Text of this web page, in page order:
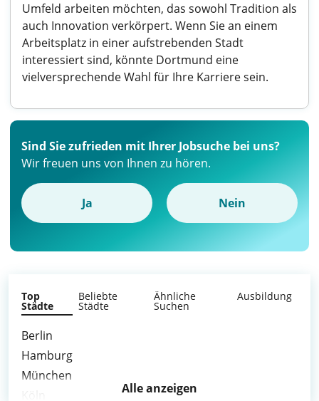
Umfeld arbeiten möchten, das sowohl Tradition als
auch Innovation verkörpert. Wenn Sie an einem
Arbeitsplatz in einer aufstrebenden Stadt
interessiert sind, könnte Dortmund eine
vielversprechende Wahl für Ihre Karriere sein.
Sind Sie zufrieden mit Ihrer Jobsuche bei uns?
Wir freuen uns von Ihnen zu hören.
Ja Nein
Top
Städte
Beliebte
Städte
Ähnliche
Suchen
Ausbildung
Berlin
Hamburg
München
Alle anzeigen